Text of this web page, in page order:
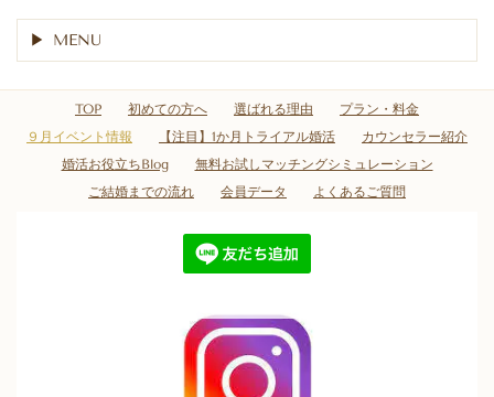
MENU
TOP 初めての方へ 選ばれる理由
プラン・料金
９月イベント情報
【注目】1か月トライアル婚活
カウンセラー紹介
婚活お役立ちBlog
無料お試しマッチングシミュレーション
ご結婚までの流れ
会員データ よくあるご質問